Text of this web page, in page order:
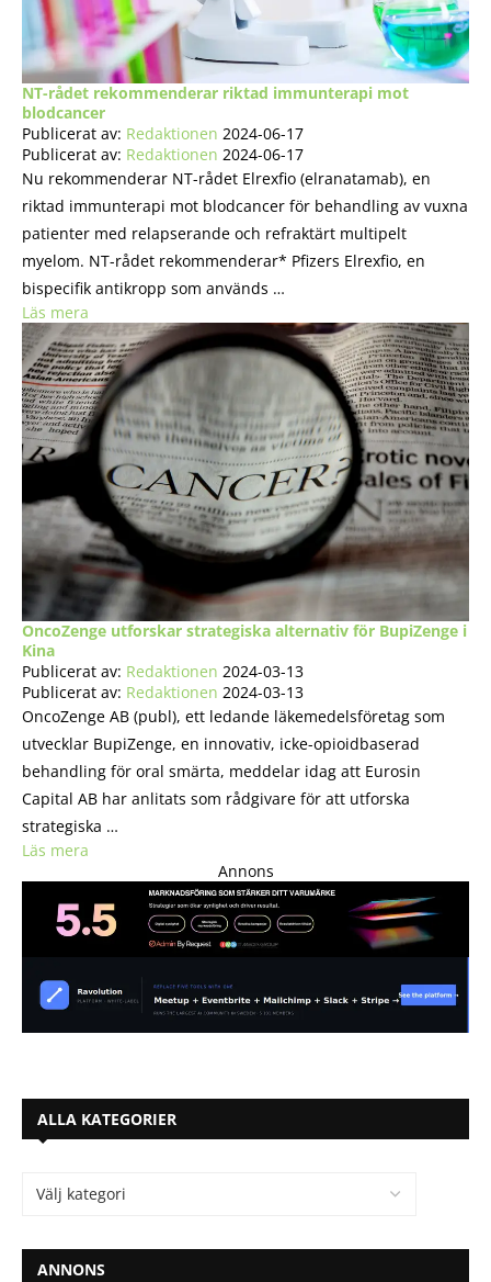
NT-rådet rekommenderar riktad immunterapi mot
blodcancer
Publicerat av: Redaktionen 2024-06-17
Publicerat av: Redaktionen 2024-06-17
Nu rekommenderar NT-rådet Elrexfio (elranatamab), en
riktad immunterapi mot blodcancer för behandling av vuxna
patienter med relapserande och refraktärt multipelt
myelom. NT-rådet rekommenderar* Pfizers Elrexfio, en
bispecifik antikropp som används …
Läs mera
OncoZenge utforskar strategiska alternativ för BupiZenge i
Kina
Publicerat av: Redaktionen 2024-03-13
Publicerat av: Redaktionen 2024-03-13
OncoZenge AB (publ), ett ledande läkemedelsföretag som
utvecklar BupiZenge, en innovativ, icke-opioidbaserad
behandling för oral smärta, meddelar idag att Eurosin
Capital AB har anlitats som rådgivare för att utforska
strategiska …
Läs mera
Annons
ALLA KATEGORIER
ANNONS